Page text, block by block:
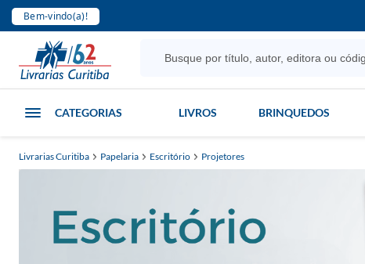
Bem-vindo(a)!
CATEGORIAS LIVROS BRINQUEDOS
Livrarias Curitiba Papelaria Escritório Projetores